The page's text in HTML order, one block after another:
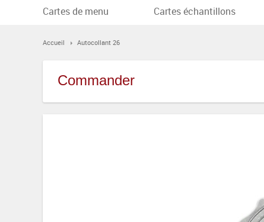
Cartes de menu Cartes échantillons
Accueil Autocollant 26
Commander